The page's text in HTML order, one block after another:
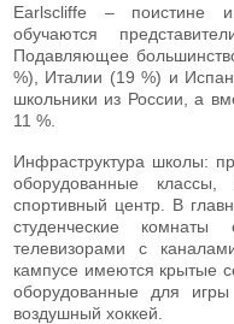
Earlscliffe – поистине
обучаются
Подавляющее
%), Италии (19 %) и
школьники из России, а
11 %.
Инфраструктура школы:
оборудованные классы,
спортивный центр. В
студенческие
телевизорами с
кампусе имеются крытые
оборудованные для
воздушный хоккей.